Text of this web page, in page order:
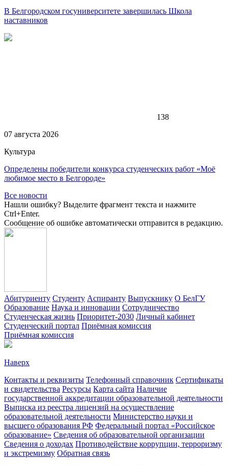
В Белгородском госуниверситете завершилась Школа
наставников
138
07 августа 2026
Культура
Определены победители конкурса студенческих работ «Моё
любимое место в Белгороде»
Все новости
Нашли ошибку? Выделите фрагмент текста и нажмите
Ctrl+Enter.
Сообщение об ошибке автоматически отправится в редакцию.
Абитуриенту Студенту Аспиранту Выпускнику О БелГУ
Образование Наука и инновации Сотрудничество
Студенческая жизнь Приоритет-2030 Личный кабинет
Студенческий портал Приёмная комиссия
Приёмная комиссия
Наверх
Контакты и реквизиты Телефонный справочник Сертификаты
и свидетельства Ресурсы Карта сайта Наличие
государственной аккредитации образовательной деятельности
Выписка из реестра лицензий на осуществление
образовательной деятельности Министерствo науки и
высшего образования РФ Федеральный портал «Российское
образование» Сведения об образовательной организации
Сведения о доходах Противодействие коррупции, терроризму
и экстремизму Обратная связь